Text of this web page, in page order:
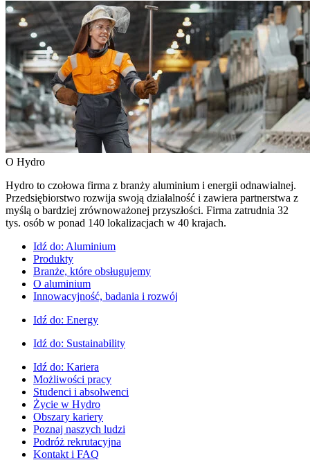
O Hydro
Hydro to czołowa firma z branży aluminium i energii odnawialnej.
Przedsiębiorstwo rozwija swoją działalność i zawiera partnerstwa z
myślą o bardziej zrównoważonej przyszłości. Firma zatrudnia 32
tys. osób w ponad 140 lokalizacjach w 40 krajach.
Idź do: Aluminium
Produkty
Branże, które obsługujemy
O aluminium
Innowacyjność, badania i rozwój
Idź do: Energy
Idź do: Sustainability
Idź do: Kariera
Możliwości pracy
Studenci i absolwenci
Życie w Hydro
Obszary kariery
Poznaj naszych ludzi
Podróż rekrutacyjna
Kontakt i FAQ